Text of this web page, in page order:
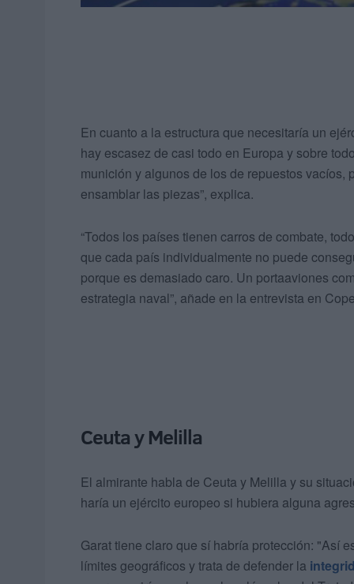
En cuanto a la estructura que necesitaría un
hay escasez de casi todo en Europa y sobre
munición y algunos de los de repuestos vacíos,
ensamblar las piezas”, explica.
“Todos los países tienen carros de combate,
que cada país individualmente no puede
porque es demasiado caro. Un portaaviones
estrategia naval”, añade en la entrevista en
Ceuta y Melilla
El almirante habla de Ceuta y Melilla y su
haría un ejército europeo si hubiera alguna
Garat tiene claro que sí habría protección: "Así
límites geográficos y trata de defender la